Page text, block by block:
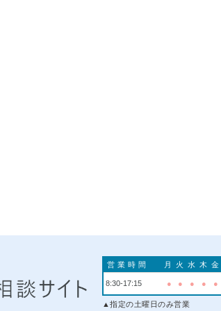
営業時間 月 火 水 木 金
8:30-17:15 ● ● ● ● ●
▲指定の土曜日のみ営業